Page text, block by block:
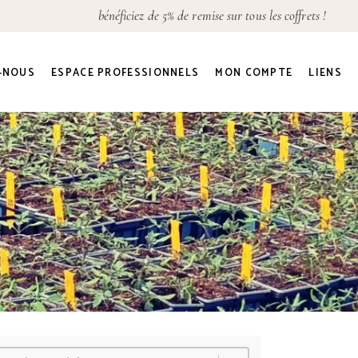
bénéficiez de 5% de remise sur tous les coffrets !
ESPACE PROFESSIONNELS MON COMPTE
Détails du compte
Adresses
Commandes
Mot de passe perdu
LIENS
Mot de passe perdu